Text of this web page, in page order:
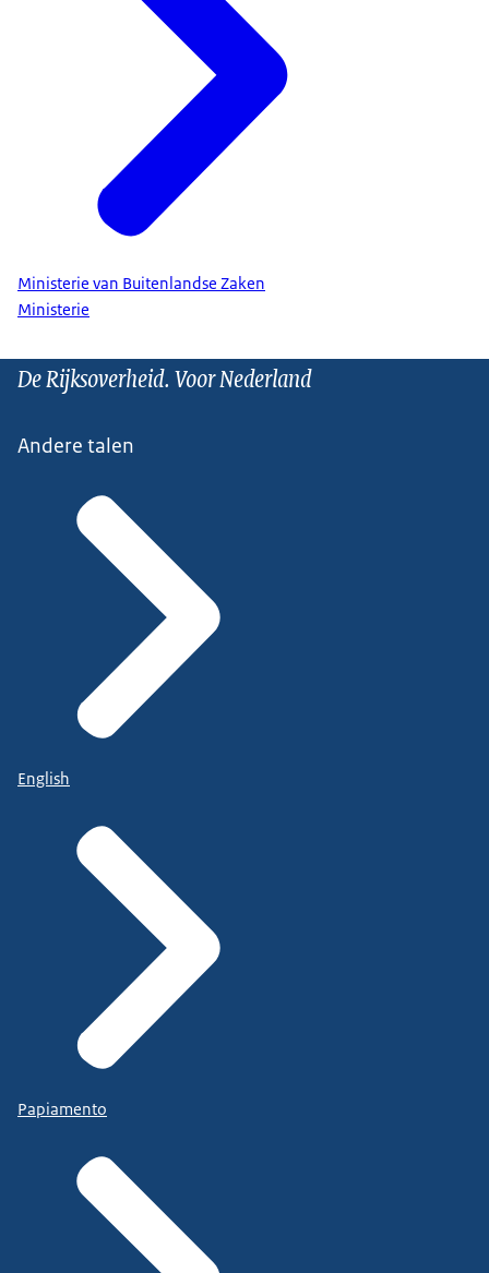
Ministerie van Buitenlandse Zaken
Ministerie
De Rijksoverheid. Voor Nederland
Andere talen
English
Papiamento